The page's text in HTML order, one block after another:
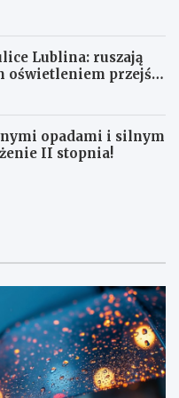
Lublina: ruszają
oświetleniem przejść
opadami i silnym
II stopnia!